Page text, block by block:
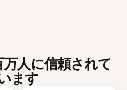
人に信頼されて
ます